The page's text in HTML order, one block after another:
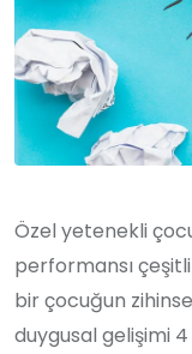
Özel yetenekli
performansı
bir çocuğun
duygusal gelişimi